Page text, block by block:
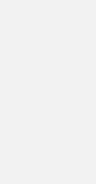
Wood-